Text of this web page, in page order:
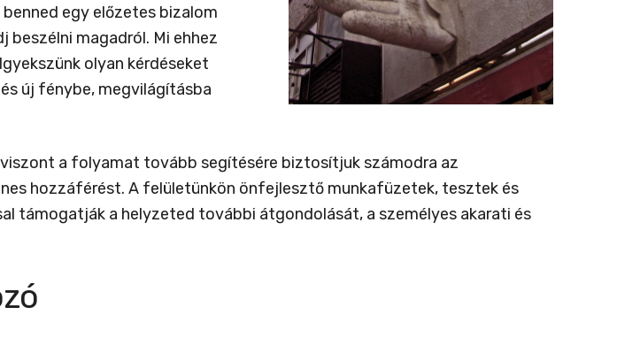
egy előzetes bizalom
magadról. Mi ehhez
olyan kérdéseket
új fénybe, megvilágításba
a folyamat tovább segítésére biztosítjuk számodra az
hozzáférést. A felületünkön önfejlesztő munkafüzetek, tesztek és
támogatják a helyzeted további átgondolását, a személyes akarati és